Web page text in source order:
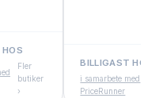
Fler
butiker
›
BILLIGAST HOS
i samarbete med
PriceRunner